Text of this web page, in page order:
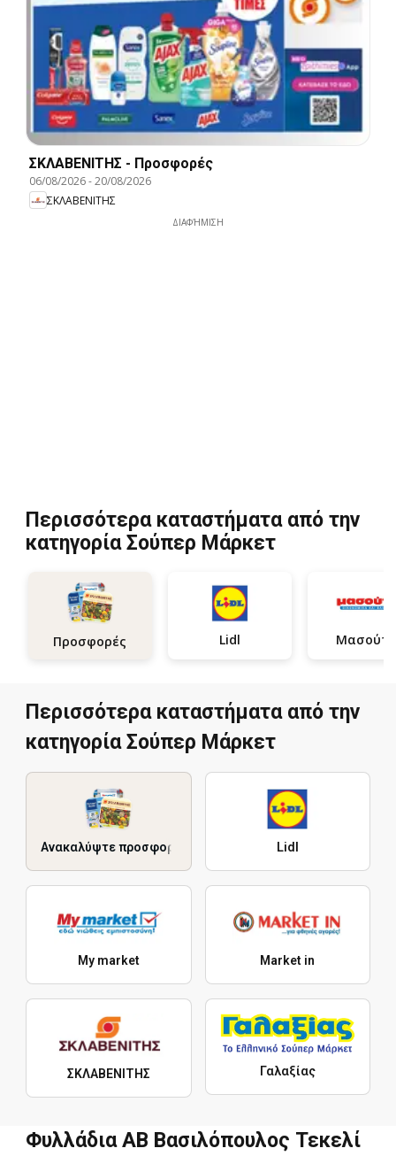
ΣΚΛΑΒΕΝΙΤΗΣ - Προσφορές
06/08/2026-20/08/2026
ΣΚΛΑΒΕΝΙΤΗΣ
ΔΙΑΦΉΜΙΣΗ
Περισσότερα καταστήματα από την
κατηγορία Σούπερ Μάρκετ
Προσφορές Lidl
Περισσότερα καταστήματα από την
κατηγορία Σούπερ Μάρκετ
Ανακαλύψτε προσφορές Lidl
My market Market in
ΣΚΛΑΒΕΝΙΤΗΣ Γαλαξίας
Φυλλάδια ΑΒ Βασιλόπουλος Τεκελί